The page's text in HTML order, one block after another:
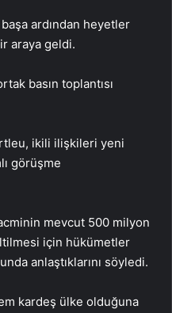
ardından heyetler
araya geldi.
basın toplantısı
ikili ilişkileri yeni
görüşme
mevcut 500 milyon
için hükümetler
anlaştıklarını söyledi.
kardeş ülke olduğuna